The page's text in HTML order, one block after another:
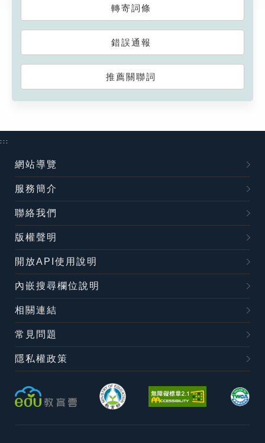
轉寄詞條
錯誤通報
推薦關聯詞
:::
網站導覽
服務簡介
聯絡我們
版權聲明
開放API使用說明
內嵌搜尋欄位說明
相關連結
常見問題
隱私權政策